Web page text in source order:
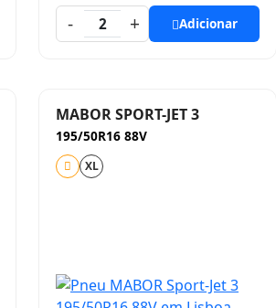
-
2 + Adicionar
MABOR SPORT-JET 3
195/50R16 88V
XL